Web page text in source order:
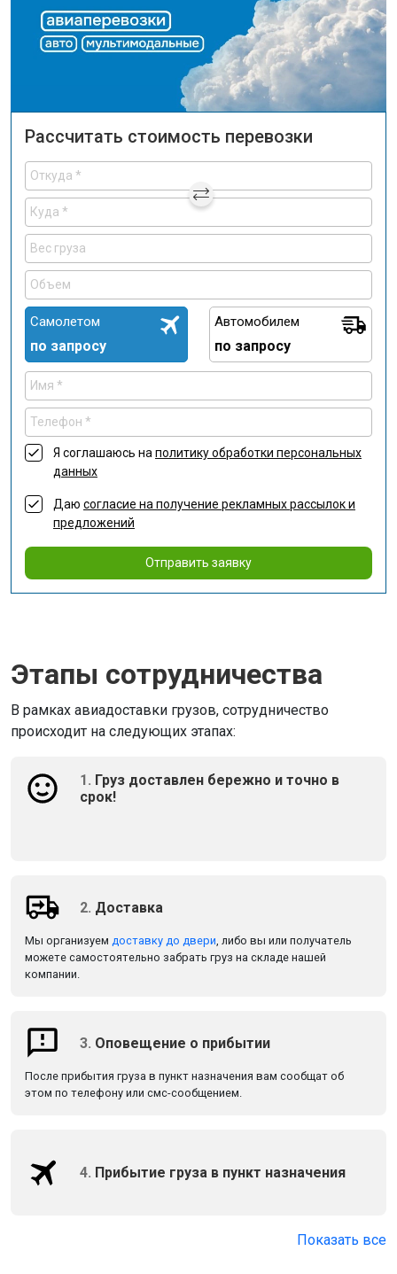
Рассчитать стоимость перевозки
Самолетом
по запросу
Автомобилем
по запросу
Я соглашаюсь на политику обработки персональных
данных
Даю согласие на получение рекламных рассылок и
предложений
Отправить заявку
Этапы сотрудничества
В рамках авиадоставки грузов, сотрудничество
происходит на следующих этапах:
1. Груз доставлен бережно и точно в
срок!
2. Доставка
Мы организуем доставку до двери, либо вы или получатель
можете самостоятельно забрать груз на складе нашей
компании.
3. Оповещение о прибытии
После прибытия груза в пункт назначения вам сообщат об
этом по телефону или смс-сообщением.
4. Прибытие груза в пункт назначения
Показать все